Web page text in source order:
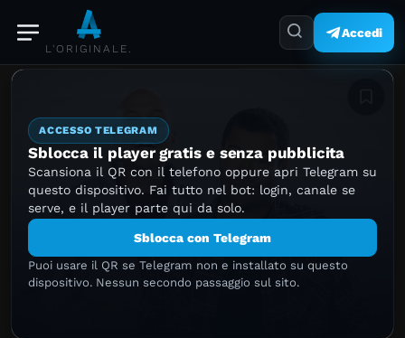
L'ORIGINALE.
Accedi
ACCESSO TELEGRAM
Sblocca il player gratis e senza pubblicita
Scansiona il QR con il telefono oppure apri Telegram su
questo dispositivo. Fai tutto nel bot: login, canale se
serve, e il player parte qui da solo.
Sblocca con Telegram
Puoi usare il QR se Telegram non e installato su questo
dispositivo. Nessun secondo passaggio sul sito.